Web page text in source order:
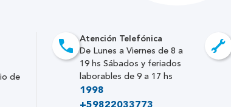
Atención Telefónica
De Lunes a Viernes de 8 a
19 hs Sábados y feriados
laborables de 9 a 17 hs
1998
de